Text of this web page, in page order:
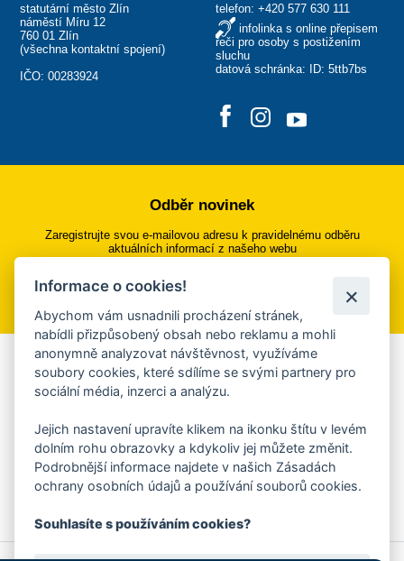
statutární město Zlín
náměstí Míru 12
760 01 Zlín
(všechna kontaktní spojení)
IČO: 00283924
telefon: +420 577 630 111
infolinka s online přepisem
řeči pro osoby s postižením
sluchu
datová schránka: ID: 5ttb7bs
Odběr novinek
Zaregistrujte svou e-mailovou adresu k pravidelnému odběru
aktuálních informací z našeho webu
Přihlásit se k odběru
Aplikace Mobilní rozhlas
Chcete dostávat do svého mobilu či mailu upozornění na
ankety, pozvánky na kulturní a sportovní akce?
Více informací o aplikaci
Informace o cookies!
Abychom vám usnadnili procházení stránek,
nabídli přizpůsobený obsah nebo reklamu a mohli
anonymně analyzovat návštěvnost, využíváme
soubory cookies, které sdílíme se svými partnery pro
sociální média, inzerci a analýzu.
Jejich nastavení upravíte klikem na ikonku štítu v levém
dolním rohu obrazovky a kdykoliv jej můžete změnit.
Podrobnější informace najdete v našich Zásadách
ochrany osobních údajů a používání souborů cookies.
Souhlasíte s používáním cookies?